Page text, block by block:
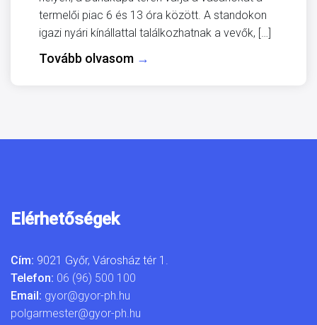
termelői piac 6 és 13 óra között. A standokon
igazi nyári kínállattal találkozhatnak a vevők, […]
Tovább olvasom →
Elérhetőségek
Cím: 9021 Győr, Városház tér 1.
Telefon: 06 (96) 500 100
Email: gyor@gyor-ph.hu
polgarmester@gyor-ph.hu